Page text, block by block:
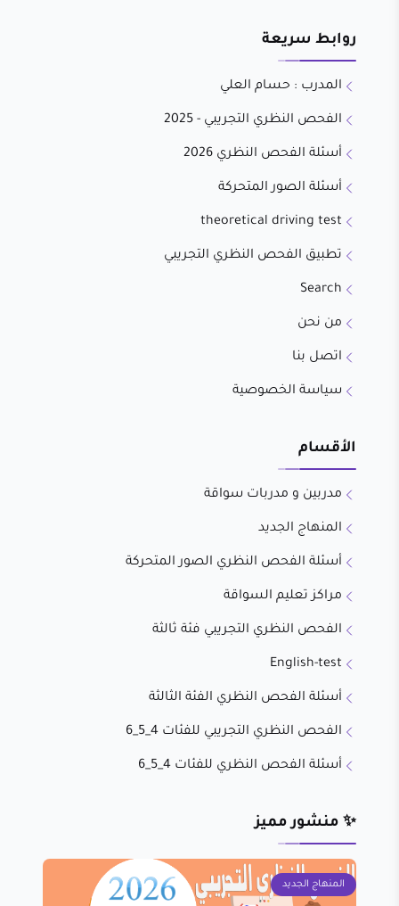
روابط سريعة
المدرب : حسام العلي
الفحص النظري التجريبي - 2025
أسئلة الفحص النظري 2026
أسئلة الصور المتحركة
theoretical driving test
تطبيق الفحص النظري التجريبي
Search
من نحن
اتصل بنا
سياسة الخصوصية
الأقسام
مدربين و مدربات سواقة
المنهاج الجديد
أسئلة الفحص النظري الصور المتحركة
مراكز تعليم السواقة
الفحص النظري التجريبي فئة ثالثة
English-test
أسئلة الفحص النظري الفئة الثالثة
الفحص النظري التجريبي للفئات 4_5_6
أسئلة الفحص النظري للفئات 4_5_6
✨ منشور مميز
المنهاج الجديد